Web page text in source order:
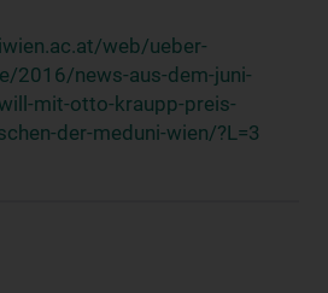
web/ueber-
2016/news-aus-dem-juni-
mit-otto-kraupp-preis-
der-meduni-wien/?L=3